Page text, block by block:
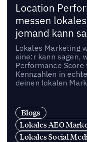
Location
messen
jemand kann
Lokales Marketing
eine:r kann sagen,
Performance
Kennzahlen in
deinen lokalen
Blogs
Lokales AEO
Lokales Social